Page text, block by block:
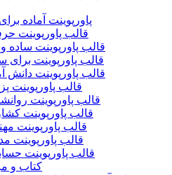
پاورپوینت آماده
قالب پاورپوینت
قالب پاورپوینت ساده
قالب پاورپوینت برای
قالب پاورپوینت دانش
قالب پاورپوینت
قالب پاورپوینت
قالب پاورپوینت
قالب پاورپوینت
قالب پاورپوینت
قالب پاورپوینت
کتاب و